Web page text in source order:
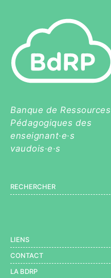
Banque de Ressources
Pédagogiques des
enseignant·e·s
vaudois·e·s
RECHERCHER
LIENS
CONTACT
LA BDRP